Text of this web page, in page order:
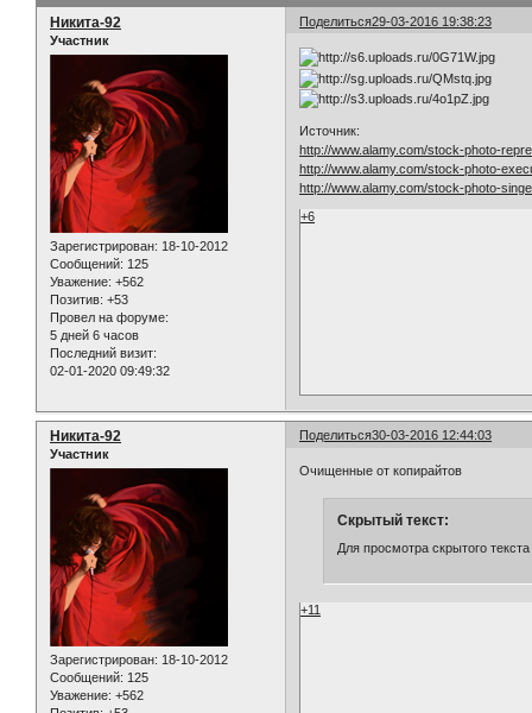
Поделиться29-03-2016 19:38:23
Никита-92
Участник
Зарегистрирован: 18-10-2012
Сообщений: 125
Уважение: +562
Позитив: +53
Провел на форуме:
5 дней 6 часов
Последний визит:
02-01-2020 09:49:32
Источник:
http://www.alamy.com/stock-photo-
http://www.alamy.com/stock-photo-
http://www.alamy.com/stock-photo-
+6
Поделиться30-03-2016 12:44:03
Никита-92
Участник
Зарегистрирован: 18-10-2012
Сообщений: 125
Уважение: +562
Очищенные от копирайтов
Скрытый текст:
Для просмотра скрытого
+11